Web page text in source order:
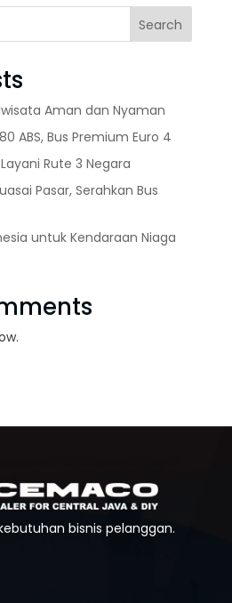
Search
Aman dan Nyaman
ABS, Bus Premium Euro 4
Rute 3 Negara
Pasar, Serahkan Bus
untuk Kendaraan Niaga
bisnis pelanggan.